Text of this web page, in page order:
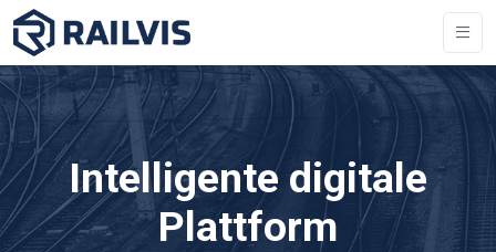
Intelligente digitale
Plattform